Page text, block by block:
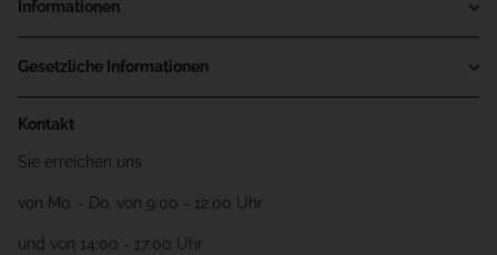
Informationen
Gesetzliche Informationen
Kontakt
Sie erreichen uns
von Mo. - Do. von 9:00 - 12:00 Uhr
und von 14:00 - 17:00 Uhr